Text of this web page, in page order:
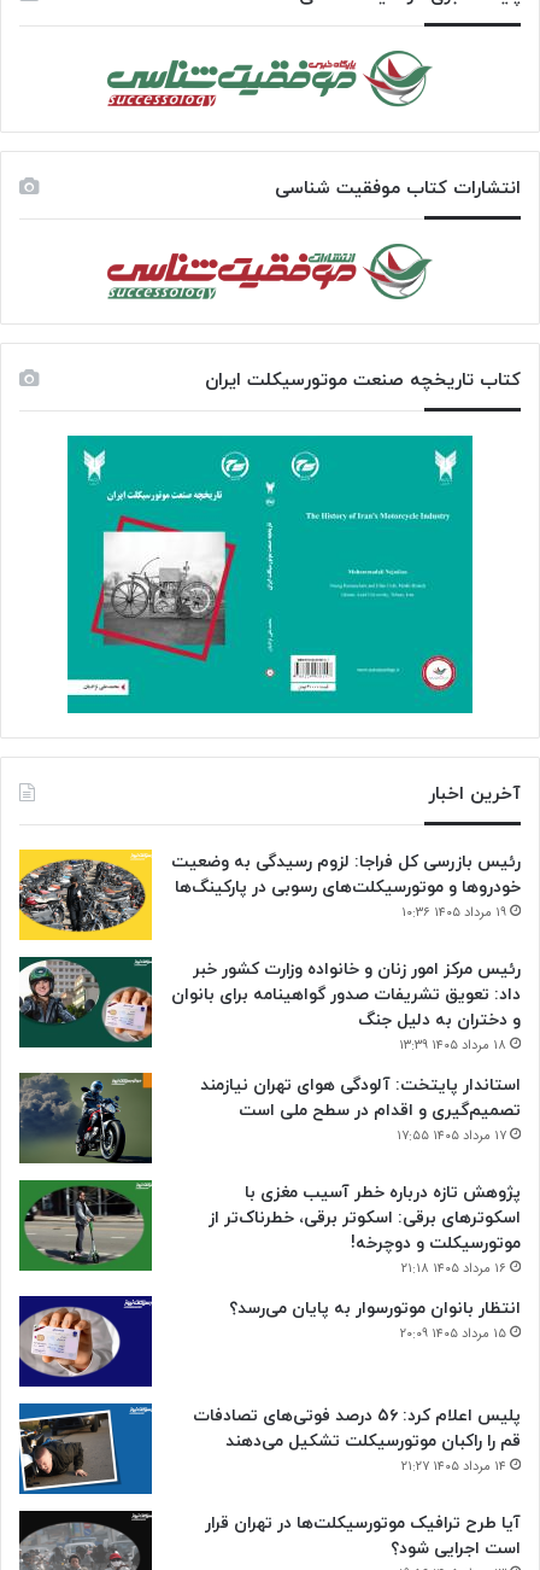
انتشارات کتاب موفقیت شناسی
کتاب تاریخچه صنعت موتورسیکلت ایران
آخرین اخبار
رئیس بازرسی کل فراجا: لزوم رسیدگی به وضعیت
خودروها و موتورسیکلت‌های رسوبی در پارکینگ‌ها
۱۹ مرداد ۱۴۰۵ ۱۰:۳۶
رئیس مرکز امور زنان و خانواده وزارت کشور خبر
داد: تعویق تشریفات صدور گواهینامه برای بانوان
و دختران به دلیل جنگ
۱۸ مرداد ۱۴۰۵ ۱۳:۳۹
استاندار پایتخت: آلودگی هوای تهران نیازمند
تصمیم‌گیری و اقدام در سطح ملی است
۱۷ مرداد ۱۴۰۵ ۱۷:۵۵
پژوهش تازه درباره خطر آسیب مغزی با
اسکوترهای برقی: اسکوتر برقی، خطرناک‌تر از
موتورسیکلت و دوچرخه!
۱۶ مرداد ۱۴۰۵ ۲۱:۱۸
انتظار بانوان موتورسوار به پایان می‌رسد؟
۱۵ مرداد ۱۴۰۵ ۲۰:۰۹
پلیس اعلام کرد: ۵۶ درصد فوتی‌های تصادفات
قم را راکبان موتورسیکلت تشکیل می‌دهند
۱۴ مرداد ۱۴۰۵ ۲۱:۲۷
آیا طرح ترافیک موتورسیکلت‌ها در تهران قرار
است اجرایی شود؟